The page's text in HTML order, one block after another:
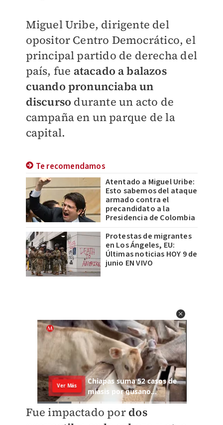
Miguel Uribe, dirigente del
opositor Centro Democrático, el
principal partido de derecha del
país, fue atacado a balazos
cuando pronunciaba un
discurso durante un acto de
campaña en un parque de la
capital.
Te recomendamos
Atentado a Miguel Uribe:
Esto sabemos del ataque
armado contra el
precandidato a la
Presidencia de Colombia
Protestas de migrantes
en Los Ángeles, EU:
Últimas noticias HOY 9 de
junio EN VIVO
Fue impactado por dos